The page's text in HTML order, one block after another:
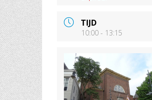
TIJD
10:00 - 13:15